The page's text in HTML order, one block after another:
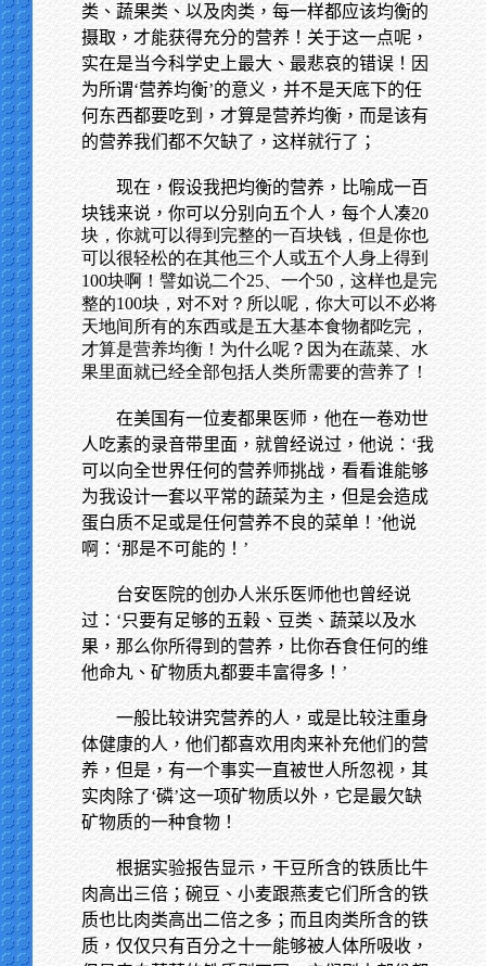
类、蔬果类、以及肉类，每一样都应该均衡的
摄取，才能获得充分的营养！关于这一点呢，
实在是当今科学史上最大、最悲哀的错误！因
为所谓‘营养均衡’的意义，并不是天底下的任
何东西都要吃到，才算是营养均衡，而是该有
的营养我们都不欠缺了，这样就行了；
现在，假设我把均衡的营养，比喻成一百
块钱来说，你可以分别向五个人，每个人凑20
块，你就可以得到完整的一百块钱，但是你也
可以很轻松的在其他三个人或五个人身上得到
100块啊！譬如说二个25、一个50，这样也是完
整的100块，对不对？所以呢，你大可以不必将
天地间所有的东西或是五大基本食物都吃完，
才算是营养均衡！为什么呢？因为在蔬菜、水
果里面就已经全部包括人类所需要的营养了！
在美国有一位麦都果医师，他在一卷劝世
人吃素的录音带里面，就曾经说过，他说：‘我
可以向全世界任何的营养师挑战，看看谁能够
为我设计一套以平常的蔬菜为主，但是会造成
蛋白质不足或是任何营养不良的菜单！’他说
啊：‘那是不可能的！’
台安医院的创办人米乐医师他也曾经说
过：‘只要有足够的五榖、豆类、蔬菜以及水
果，那么你所得到的营养，比你吞食任何的维
他命丸、矿物质丸都要丰富得多！’
一般比较讲究营养的人，或是比较注重身
体健康的人，他们都喜欢用肉来补充他们的营
养，但是，有一个事实一直被世人所忽视，其
实肉除了‘磷’这一项矿物质以外，它是最欠缺
矿物质的一种食物！
根据实验报告显示，干豆所含的铁质比牛
肉高出三倍；碗豆、小麦跟燕麦它们所含的铁
质也比肉类高出二倍之多；而且肉类所含的铁
质，仅仅只有百分之十一能够被人体所吸收，